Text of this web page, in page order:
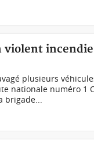
violent
plusieurs
nationale numéro 1
brigade...